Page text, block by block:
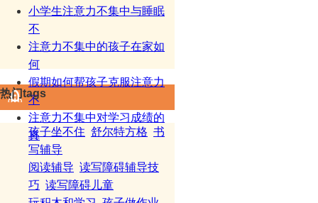
小学生注意力不集中与睡眠
不
注意力不集中的孩子在家如
何
假期如何帮孩子克服注意力
不
注意力不集中对学习成绩的
真
热门tags
孩子坐不住 舒尔特方格 书
写辅导
阅读辅导 读写障碍辅导技
巧 读写障碍儿童